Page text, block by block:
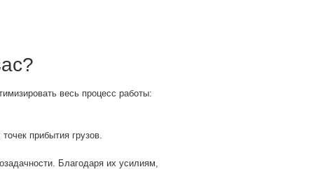
весь процесс работы:
прибытия грузов.
Благодаря их усилиям,